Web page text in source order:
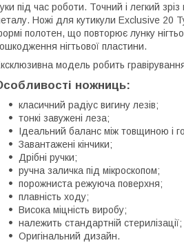
під час роботи. Точний і легкий
Ножі для кутикули Exclusive 20
полотен, що повторює лунку
нігтьової пластини.
модель робить гравірування
ножниць:
класичний радіус вигину лезів;
тонкі завужені леза;
Ідеальний баланс між товщиною і
Завантажені кінчики;
Дрібні ручки;
ручна заличка під мікроскопом;
порожниста режуюча поверхня;
плавність ходу;
Висока міцність виробу;
належить стандартній стерилізації;
Оригінальний дизайн.